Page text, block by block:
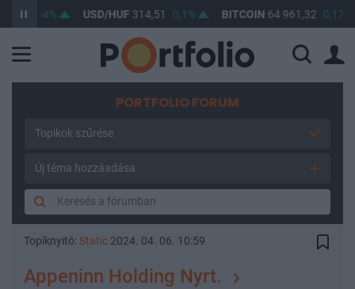
0,04% USD/HUF314,51 0,1% BITCOIN64 961,32 0,17%
PORTFOLIO FORUM
Topikok szűrése
Új téma hozzáadása
Topiknyitó: Static 2024. 04. 06. 10:59
Appeninn Holding Nyrt.